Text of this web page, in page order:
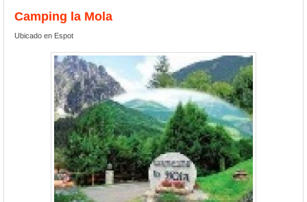
Camping la Mola
Ubicado en Espot